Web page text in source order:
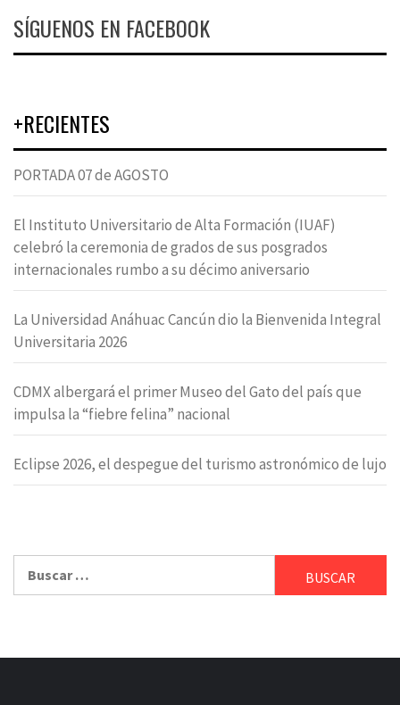
SÍGUENOS EN FACEBOOK
+RECIENTES
PORTADA 07 de AGOSTO
El Instituto Universitario de Alta Formación (IUAF)
celebró la ceremonia de grados de sus posgrados
internacionales rumbo a su décimo aniversario
La Universidad Anáhuac Cancún dio la Bienvenida Integral
Universitaria 2026
CDMX albergará el primer Museo del Gato del país que
impulsa la “fiebre felina” nacional
Eclipse 2026, el despegue del turismo astronómico de lujo